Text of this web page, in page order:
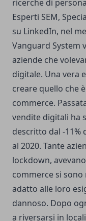
ricerche di
Esperti SEM,
su LinkedIn, nel
Vanguard System
aziende che
digitale. Una vera
creare quello che
commerce.
vendite digitali ha
descritto dal -11%
al 2020. Tante
lockdown,
commerce si
adatto alle loro
dannoso. Dopo
a riversarsi in